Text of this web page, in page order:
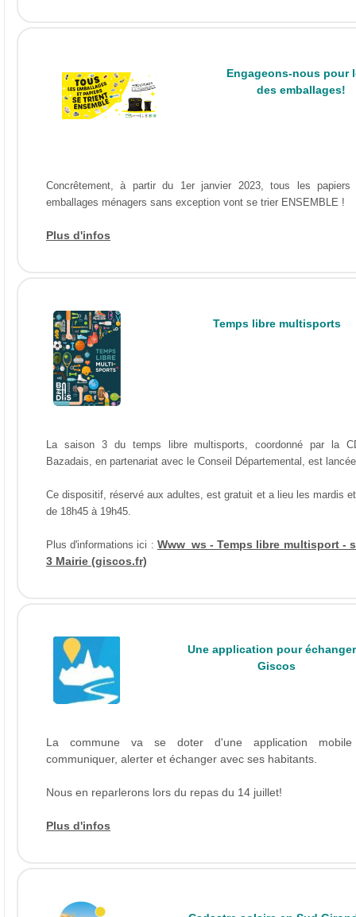
Engageons-nous pour
des emballages!
Concrêtement, à partir du 1er janvier 2023, tous les
emballages ménagers sans exception vont se trier ENSEMBLE !
Plus d'infos
Temps libre multisports
La saison 3 du temps libre multisports, coordonné par la
Bazadais, en partenariat avec le Conseil Départemental, est
Ce dispositif, réservé aux adultes, est gratuit et a lieu les mardis
de 18h45 à 19h45.
Plus d'informations ici : Www_ws - Temps libre multisport -
3 Mairie (giscos.fr)
Une application pour
Giscos
La commune va se doter d'une application
communiquer, alerter et échanger avec ses habitants.
Nous en reparlerons lors du repas du 14 juillet!
Plus d'infos